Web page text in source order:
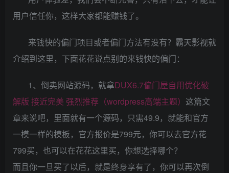
用户信任你，这样大家都能赚钱了。
来钱快的偏门项目或者偏门方法有没有？霸天影视就
介绍到这里，下面花花说点别的来钱快的偏门：
1、倒卖网站源码，就拿DUX6.7偏门屋自用优化破
解版 接近完美 强烈推荐（wordpress高端主题） 这篇文
章来说吧，里面就有一个源码，只需49.9，就能和官方
一模一样的模板，官方报价是799元，你可以去官方花
799买，也可以在花花这里买，你想选择哪个？
而且你一旦买了以后，就是终身享有了，你可以再次倒